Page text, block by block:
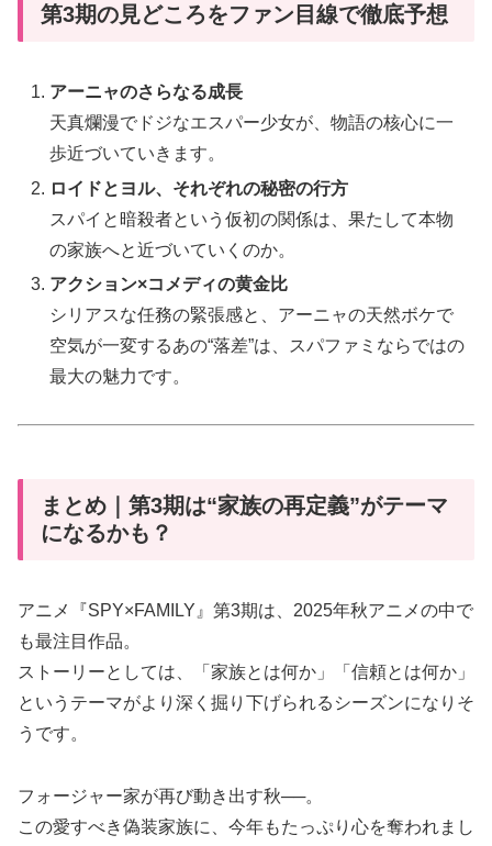
第3期の見どころをファン目線で徹底予想
アーニャのさらなる成長
天真爛漫でドジなエスパー少女が、物語の核心に一
歩近づいていきます。
ロイドとヨル、それぞれの秘密の行方
スパイと暗殺者という仮初の関係は、果たして本物
の家族へと近づいていくのか。
アクション×コメディの黄金比
シリアスな任務の緊張感と、アーニャの天然ボケで
空気が一変するあの“落差”は、スパファミならではの
最大の魅力です。
まとめ｜第3期は“家族の再定義”がテーマ
になるかも？
アニメ『SPY×FAMILY』第3期は、2025年秋アニメの中で
も最注目作品。
ストーリーとしては、「家族とは何か」「信頼とは何か」
というテーマがより深く掘り下げられるシーズンになりそ
うです。
フォージャー家が再び動き出す秋──。
この愛すべき偽装家族に、今年もたっぷり心を奪われまし